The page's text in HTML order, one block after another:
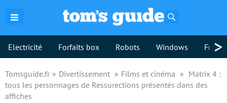
Electricité Forfaits box Robots Windows >
Tomsguide.fr Divertissement Films et cinéma
Matrix 4 :
tous les personnages de Ressurections présentés dans des
affiches